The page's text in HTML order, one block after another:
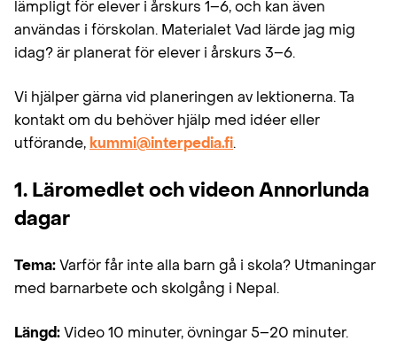
lämpligt för elever i årskurs 1–6, och kan även
användas i förskolan. Materialet Vad lärde jag mig
idag? är planerat för elever i årskurs 3–6.
Vi hjälper gärna vid planeringen av lektionerna. Ta
kontakt om du behöver hjälp med idéer eller
utförande, kummi@interpedia.fi.
1. Läromedlet och videon Annorlunda
dagar
Tema:Varför får inte alla barn gå i skola? Utmaningar
med barnarbete och skolgång i Nepal.
Längd:Video 10 minuter, övningar 5–20 minuter.